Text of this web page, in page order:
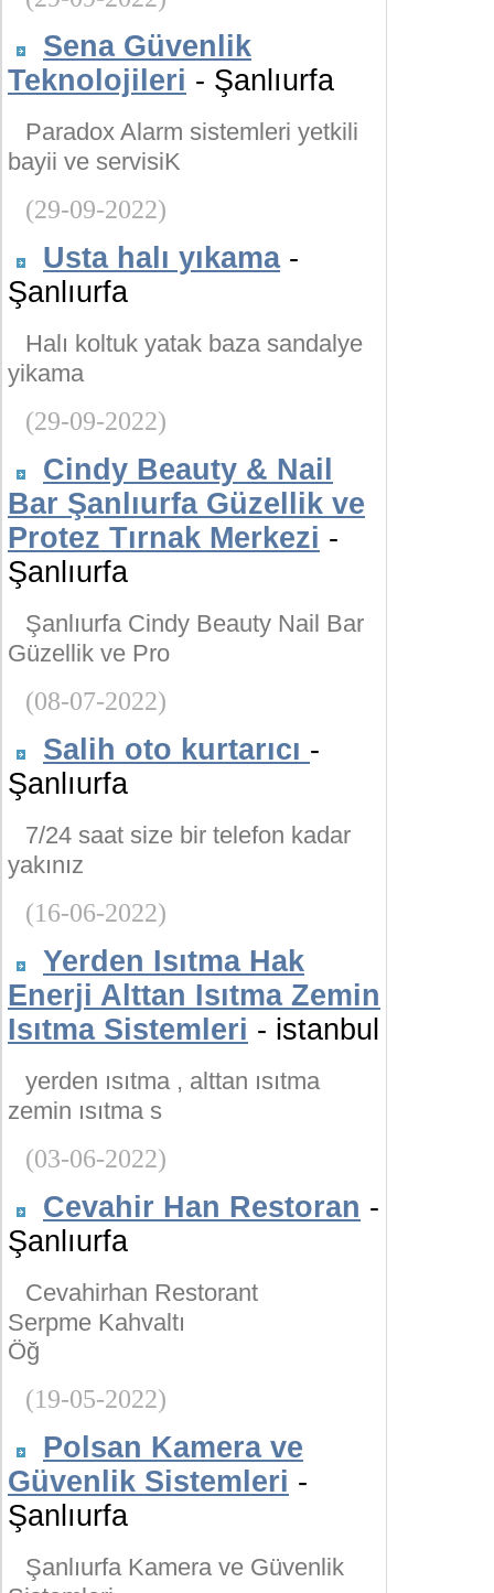
Sena Güvenlik
Teknolojileri - Şanlıurfa
Paradox Alarm sistemleri yetkili
bayii ve servisiK
(29-09-2022)
Usta halı yıkama-
Şanlıurfa
Halı koltuk yatak baza sandalye
yikama
(29-09-2022)
Cindy Beauty & Nail
Bar Şanlıurfa Güzellik ve
Protez Tırnak Merkezi -
Şanlıurfa
Şanlıurfa Cindy Beauty Nail Bar
Güzellik ve Pro
(08-07-2022)
Salih oto kurtarıcı -
Şanlıurfa
7/24 saat size bir telefon kadar
yakınız
(16-06-2022)
Yerden Isıtma Hak
Enerji Alttan Isıtma Zemin
Isıtma Sistemleri - istanbul
yerden ısıtma , alttan ısıtma
zemin ısıtma s
(03-06-2022)
Cevahir Han Restoran -
Şanlıurfa
Cevahirhan Restorant
Serpme Kahvaltı
Öğ
(19-05-2022)
Polsan Kamera ve
Güvenlik Sistemleri -
Şanlıurfa
Şanlıurfa Kamera ve Güvenlik